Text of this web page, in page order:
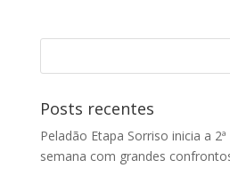
Posts recentes
Peladão Etapa Sorriso inicia a
semana com grandes